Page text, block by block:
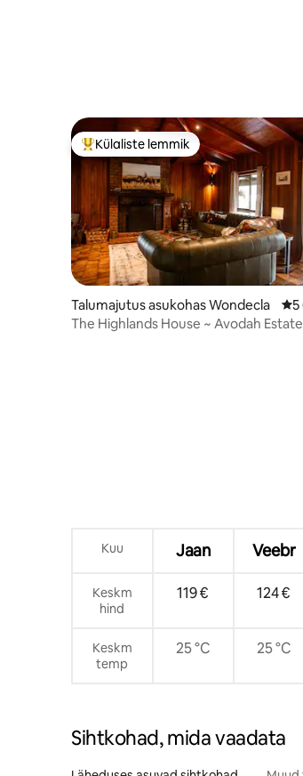
Külaliste suur lemmik
Külaliste lemmik
Talumajutus asukohas Wondecla
5
The Highlands House ~ Avodah Estate
Kuu Jaan Veebr
Keskm
hind
119 € 124 €
Keskm
temp
25 °C 25 °C
Sihtkohad, mida vaadata